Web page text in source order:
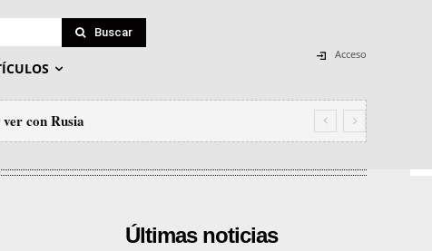
Buscar
Acceso
con Rusia
Últimas noticias